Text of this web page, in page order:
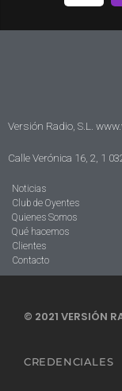
Versión Radio, S.L.
Calle Verónica 16, 2, 1
Noticias
Club de Oyentes
Quienes Somos
Qué hacemos
Clientes
Contacto
© 2021 VERSIÓN
CREDENCIALES